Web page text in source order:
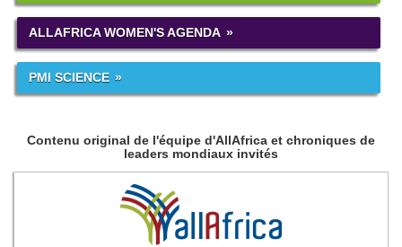
ALLAFRICA WOMEN'S AGENDA
PMI SCIENCE
Contenu original de l'équipe d'AllAfrica et chroniques de
leaders mondiaux invités